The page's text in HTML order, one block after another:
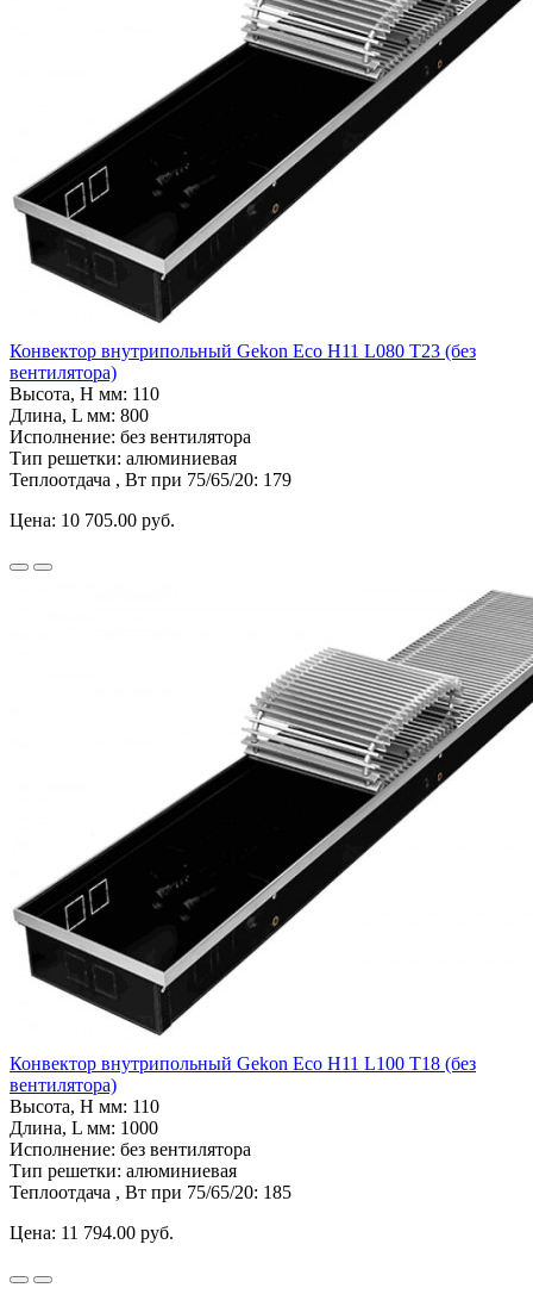
Конвектор внутрипольный Gekon Eco H11 L080 T23 (без
вентилятора)
Высота, H мм: 110
Длина, L мм: 800
Исполнение: без вентилятора
Тип решетки: алюминиевая
Теплоотдача , Вт при 75/65/20: 179
Цена: 10 705.00 руб.
Конвектор внутрипольный Gekon Eco H11 L100 T18 (без
вентилятора)
Высота, H мм: 110
Длина, L мм: 1000
Исполнение: без вентилятора
Тип решетки: алюминиевая
Теплоотдача , Вт при 75/65/20: 185
Цена: 11 794.00 руб.